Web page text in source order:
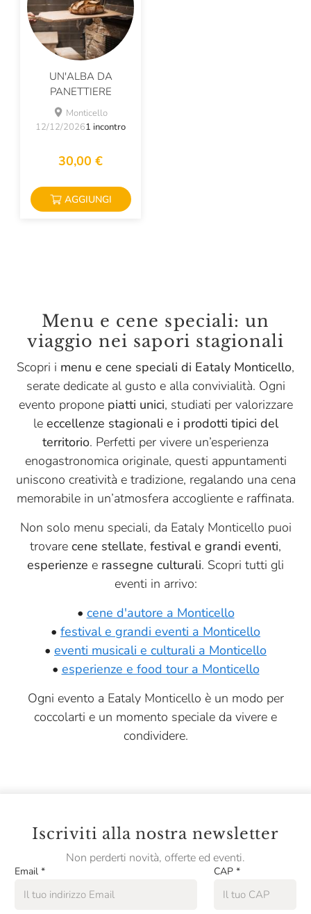
UN'ALBA DA
PANETTIERE
Monticello
12/12/20261 incontro
30,00 €
AGGIUNGI
Menu e cene speciali: un
viaggio nei sapori stagionali
Scopri i menu e cene speciali di Eataly Monticello,
serate dedicate al gusto e alla convivialità. Ogni
evento propone piatti unici, studiati per valorizzare
le eccellenze stagionali e i prodotti tipici del
territorio. Perfetti per vivere un’esperienza
enogastronomica originale, questi appuntamenti
uniscono creatività e tradizione, regalando una cena
memorabile in un’atmosfera accogliente e raffinata.
Non solo menu speciali, da Eataly Monticello puoi
trovare cene stellate, festival e grandi eventi,
esperienze e rassegne culturali. Scopri tutti gli
eventi in arrivo:
• cene d'autore a Monticello
• festival e grandi eventi a Monticello
• eventi musicali e culturali a Monticello
• esperienze e food tour a Monticello
Ogni evento a Eataly Monticello è un modo per
coccolarti e un momento speciale da vivere e
condividere.
Iscriviti alla nostra newsletter
Non perderti novità, offerte ed eventi.
Email * CAP *